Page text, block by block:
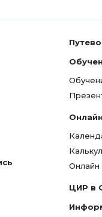
Онлайн
ЦИР в